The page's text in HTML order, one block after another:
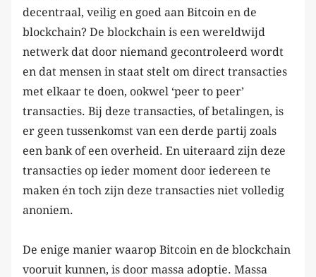
decentraal, veilig en goed aan Bitcoin en de
blockchain? De blockchain is een wereldwijd
netwerk dat door niemand gecontroleerd wordt
en dat mensen in staat stelt om direct transacties
met elkaar te doen, ookwel ‘peer to peer’
transacties. Bij deze transacties, of betalingen, is
er geen tussenkomst van een derde partij zoals
een bank of een overheid. En uiteraard zijn deze
transacties op ieder moment door iedereen te
maken én toch zijn deze transacties niet volledig
anoniem.
De enige manier waarop Bitcoin en de blockchain
vooruit kunnen, is door massa adoptie. Massa